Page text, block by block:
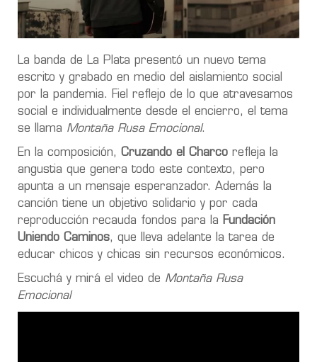
La banda de La Plata presentó un nuevo tema
escrito y grabado en medio del aislamiento social
por la pandemia. Fiel reflejo de lo que atravesamos
social e individualmente desde el encierro, el tema
se llama Montaña Rusa Emocional.
En la composición, Cruzando el Charco refleja la
angustia que genera todo este contexto, pero
apunta a un mensaje esperanzador. Además la
canción tiene un objetivo solidario y por cada
reproducción recauda fondos para la Fundación
Uniendo Caminos, que lleva adelante la tarea de
educar chicos y chicas sin recursos económicos.
Escuchá y mirá el video de Montaña Rusa
Emocional